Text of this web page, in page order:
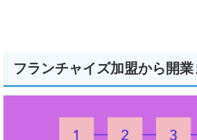
フランチャイズ加盟から開